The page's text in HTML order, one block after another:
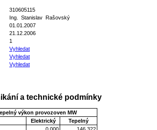
310605115
Ing. Stanislav Rašovský
01.01.2007
21.12.2006
1
Vyhledat
Vyhledat
Vyhledat
a technické podmínky
výkon provozoven MW
Elektrický
Tepelný